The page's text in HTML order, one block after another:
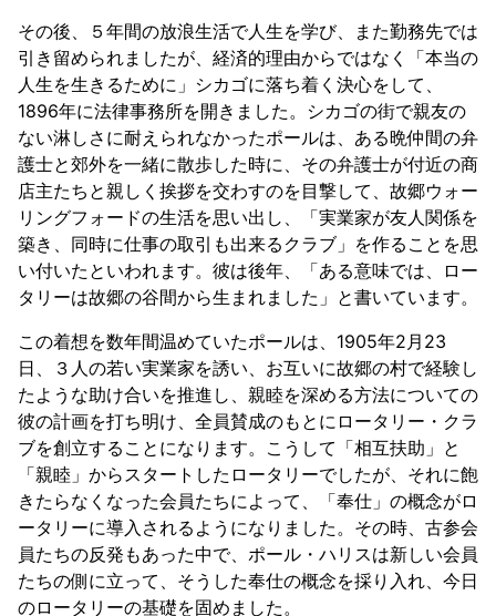
その後、５年間の放浪生活で人生を学び、また勤務先では
引き留められましたが、経済的理由からではなく「本当の
人生を生きるために」シカゴに落ち着く決心をして、
1896年に法律事務所を開きました。シカゴの街で親友の
ない淋しさに耐えられなかったポールは、ある晩仲間の弁
護士と郊外を一緒に散歩した時に、その弁護士が付近の商
店主たちと親しく挨拶を交わすのを目撃して、故郷ウォー
リングフォードの生活を思い出し、「実業家が友人関係を
築き、同時に仕事の取引も出来るクラブ」を作ることを思
い付いたといわれます。彼は後年、「ある意味では、ロー
タリーは故郷の谷間から生まれました」と書いています。
この着想を数年間温めていたポールは、1905年2月23
日、３人の若い実業家を誘い、お互いに故郷の村で経験し
たような助け合いを推進し、親睦を深める方法についての
彼の計画を打ち明け、全員賛成のもとにロータリー・クラ
ブを創立することになります。こうして「相互扶助」と
「親睦」からスタートしたロータリーでしたが、それに飽
きたらなくなった会員たちによって、「奉仕」の概念がロ
ータリーに導入されるようになりました。その時、古参会
員たちの反発もあった中で、ポール・ハリスは新しい会員
たちの側に立って、そうした奉仕の概念を採り入れ、今日
のロータリーの基礎を固めました。